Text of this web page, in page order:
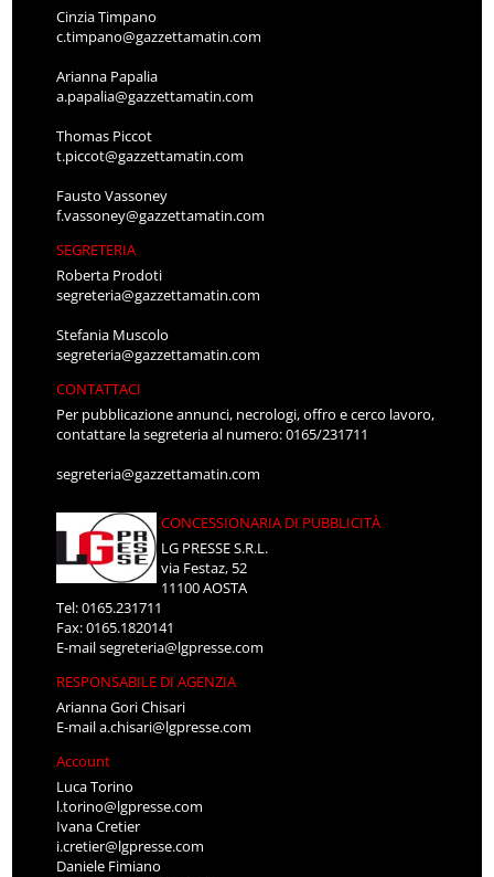
Cinzia Timpano
c.timpano@gazzettamatin.com
Arianna Papalia
a.papalia@gazzettamatin.com
Thomas Piccot
t.piccot@gazzettamatin.com
Fausto Vassoney
f.vassoney@gazzettamatin.com
SEGRETERIA
Roberta Prodoti
segreteria@gazzettamatin.com
Stefania Muscolo
segreteria@gazzettamatin.com
CONTATTACI
Per pubblicazione annunci, necrologi, offro e cerco lavoro,
contattare la segreteria al numero: 0165/231711
segreteria@gazzettamatin.com
CONCESSIONARIA DI PUBBLICITÀ
LG PRESSE S.R.L.
via Festaz, 52
11100 AOSTA
Tel: 0165.231711
Fax: 0165.1820141
E-mailsegreteria@lgpresse.com
RESPONSABILE DI AGENZIA
Arianna Gori Chisari
E-maila.chisari@lgpresse.com
Account
Luca Torino
l.torino@lgpresse.com
Ivana Cretier
i.cretier@lgpresse.com
Daniele Fimiano